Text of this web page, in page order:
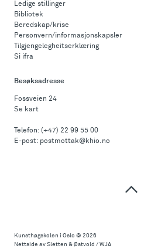
Ledige stillinger
Bibliotek
Beredskap/krise
Personvern/informasjonskapsler
Tilgjengelegheitserklæring
Si ifra
Besøksadresse
Fossveien 24
Se kart
Telefon: (+47) 22 99 55 00
E-post: postmottak@khio.no
Kunsthøgskolen i Oslo © 2026
Nettside av Sletten & Østvold / WJA